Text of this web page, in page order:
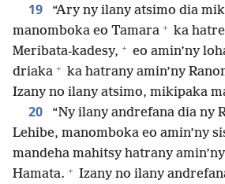
19
“Ary ny ilany atsimo dia
manomboka eo Tamara + ka
Meribata-kadesy, + eo amin’ny
driaka + ka hatrany amin’ny
Izany no ilany atsimo, mikipaka
20
“Ny ilany andrefana dia ny
Lehibe, manomboka eo amin’ny
mandeha mahitsy hatrany
Hamata. + Izany no ilany